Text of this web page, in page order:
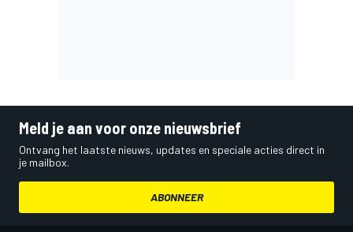
Meld je aan voor onze nieuwsbrief
Ontvang het laatste nieuws, updates en speciale acties direct in
je mailbox.
ABONNEER